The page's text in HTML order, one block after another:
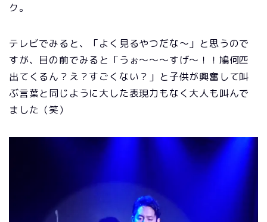
ク。
テレビでみると、「よく見るやつだな～」と思うので
すが、目の前でみると「うぉ～～～すげ～！！鳩何匹
出てくるん？え？すごくない？」と子供が興奮して叫
ぶ言葉と同じように大した表現力もなく大人も叫んで
ました（笑）